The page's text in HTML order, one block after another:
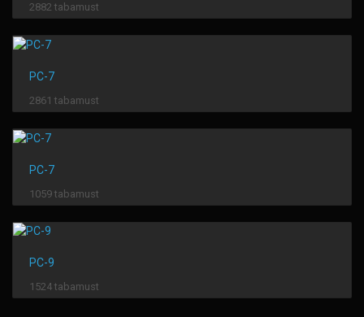
2882 tabamust
PC-7
2861 tabamust
PC-7
1059 tabamust
PC-9
1524 tabamust